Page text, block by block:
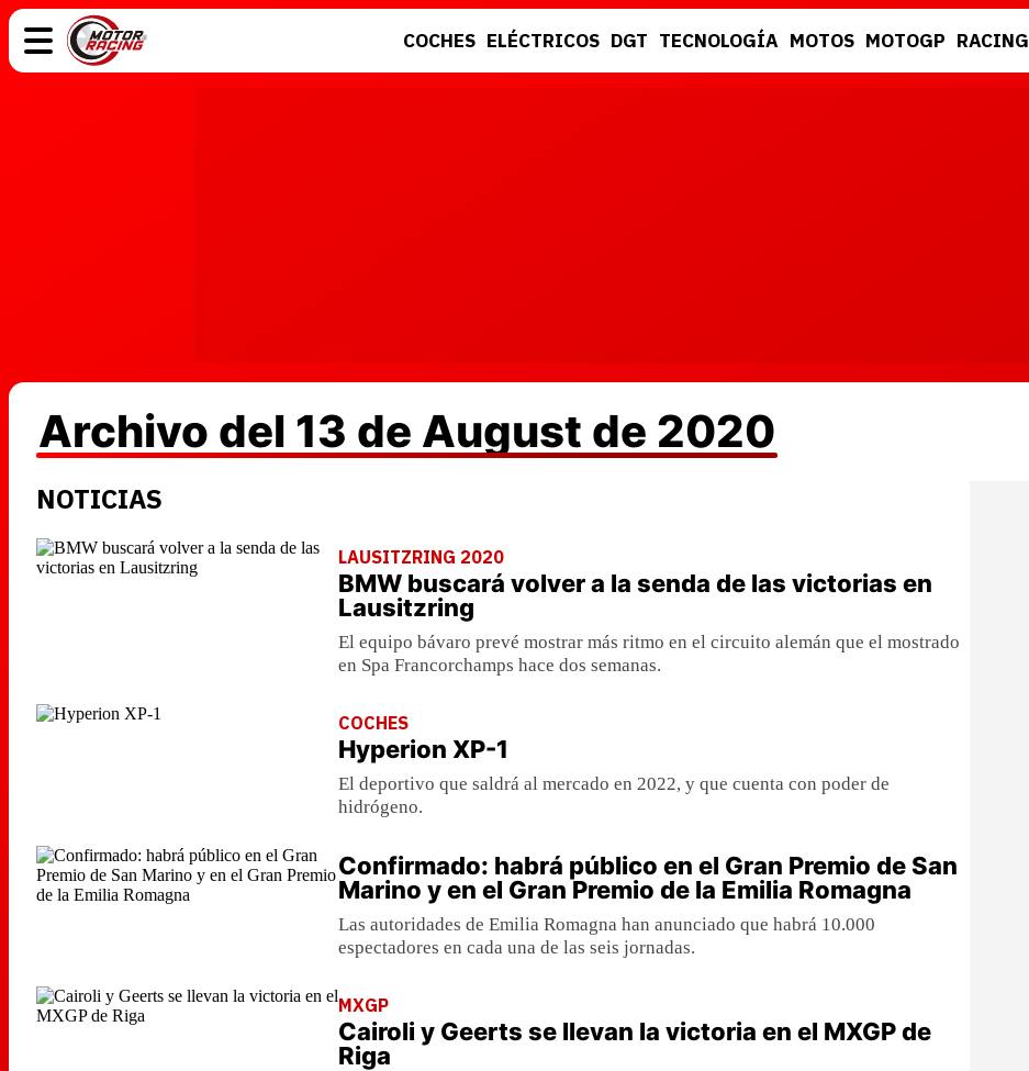
COCHES ELÉCTRICOS DGT TECNOLOGÍA MOTOS MOTOGP RACING
Archivo del 13 de August de 2020
NOTICIAS
LAUSITZRING 2020
BMW buscará volver a la senda de las victorias en
Lausitzring
El equipo bávaro prevé mostrar más ritmo en el circuito alemán que el mostrado
en Spa Francorchamps hace dos semanas.
COCHES
Hyperion XP-1
El deportivo que saldrá al mercado en 2022, y que cuenta con poder de
hidrógeno.
Confirmado: habrá público en el Gran Premio de San
Marino y en el Gran Premio de la Emilia Romagna
Las autoridades de Emilia Romagna han anunciado que habrá 10.000
espectadores en cada una de las seis jornadas.
MXGP
Cairoli y Geerts se llevan la victoria en el MXGP de
Riga